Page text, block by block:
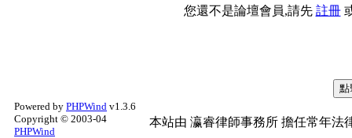
您還不是論壇會員,請先 註冊
Powered by PHPWind v1.3.6
Copyright © 2003-04
PHPWind
本站由 瀛睿律師事務所 擔任常年法